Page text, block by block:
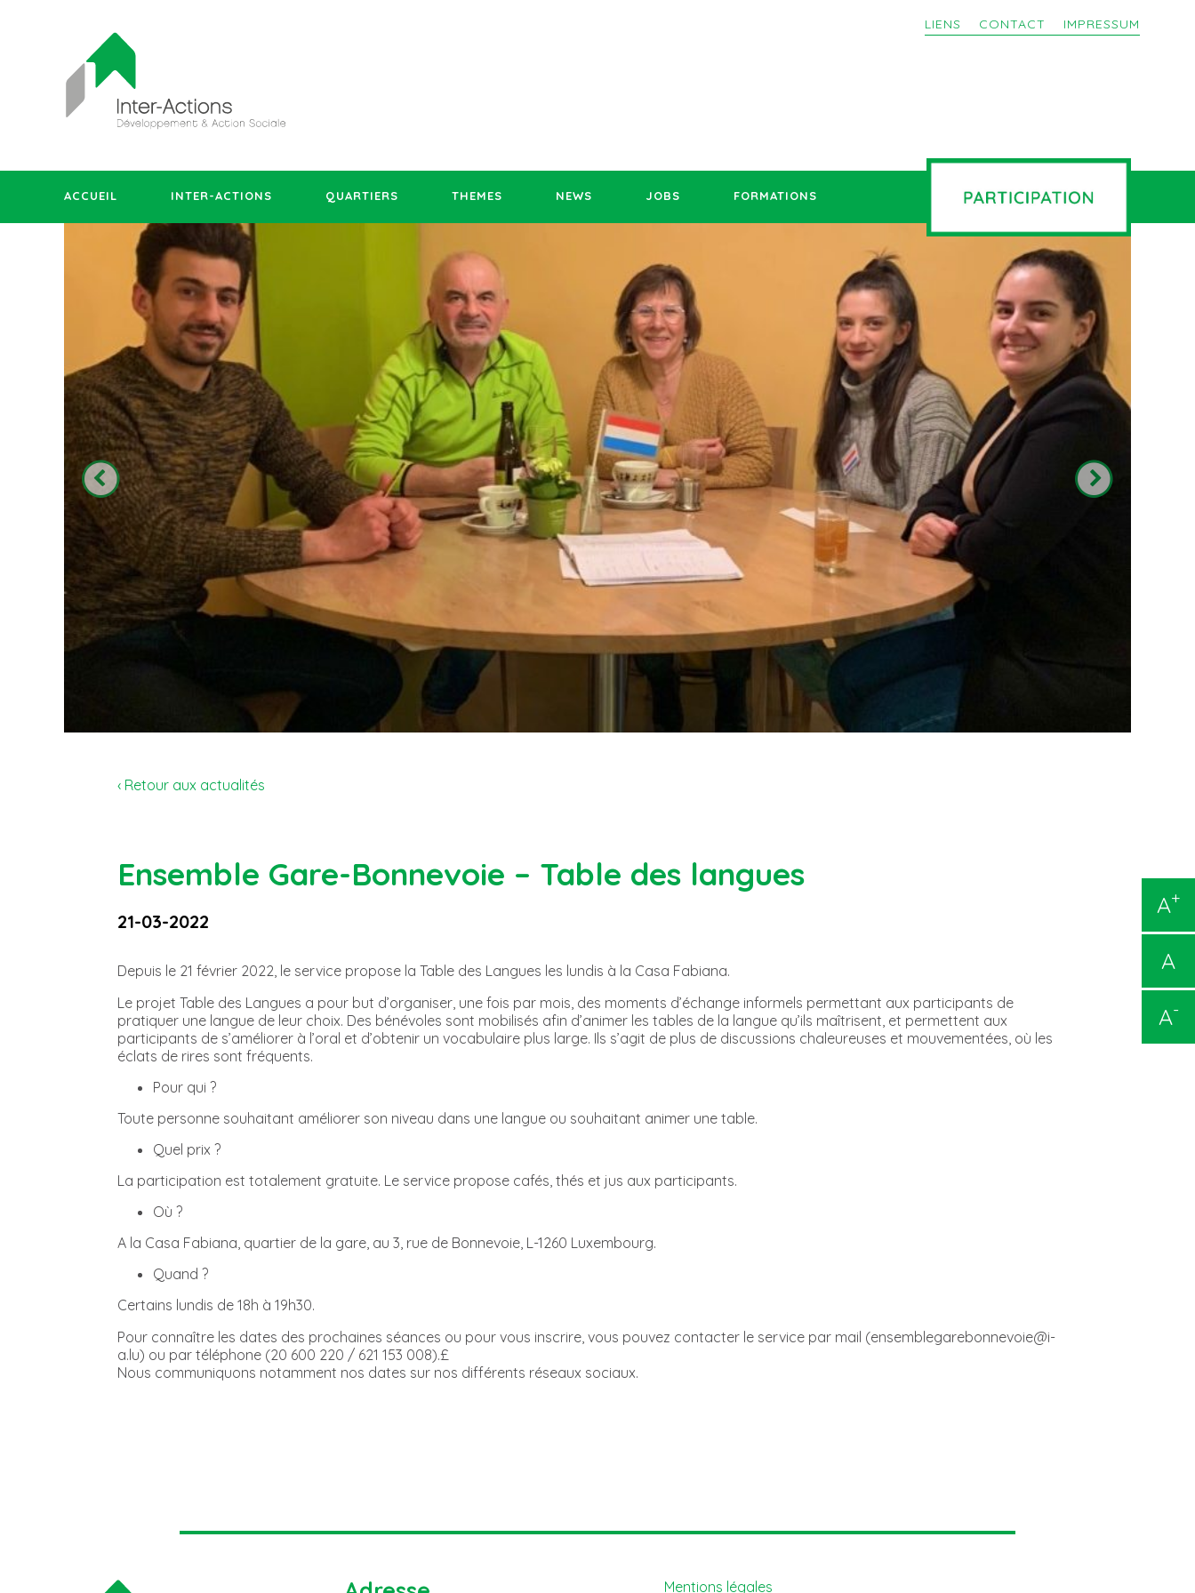
LIENS CONTACT IMPRESSUM
ACCUEIL INTER-ACTIONS QUARTIERS THEMES NEWS JOBS FORMATIONS
A+
A
A-
‹ Retour aux actualités
Ensemble Gare-Bonnevoie – Table des langues
21-03-2022
Depuis le 21 février 2022, le service propose la Table des Langues les lundis à la Casa Fabiana.
Le projet Table des Langues a pour but d’organiser, une fois par mois, des moments d’échange informels permettant aux participants de
pratiquer une langue de leur choix. Des bénévoles sont mobilisés afin d’animer les tables de la langue qu’ils maîtrisent, et permettent aux
participants de s’améliorer à l’oral et d’obtenir un vocabulaire plus large. Ils s’agit de plus de discussions chaleureuses et mouvementées, où les
éclats de rires sont fréquents.
Pour qui ?
Toute personne souhaitant améliorer son niveau dans une langue ou souhaitant animer une table.
Quel prix ?
La participation est totalement gratuite. Le service propose cafés, thés et jus aux participants.
Où ?
A la Casa Fabiana, quartier de la gare, au 3, rue de Bonnevoie, L-1260 Luxembourg.
Quand ?
Certains lundis de 18h à 19h30.
Pour connaître les dates des prochaines séances ou pour vous inscrire, vous pouvez contacter le service par mail (ensemblegarebonnevoie@i-
a.lu) ou par téléphone (20 600 220 / 621 153 008).£
Nous communiquons notamment nos dates sur nos différents réseaux sociaux.
Mentions légales